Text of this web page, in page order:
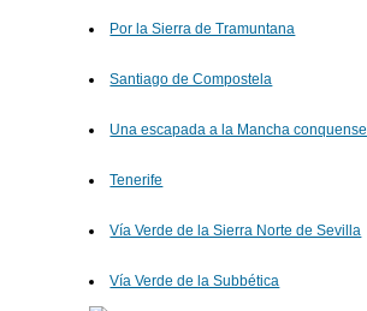
Por la Sierra de Tramuntana
Santiago de Compostela
Una escapada a la Mancha conquense
Tenerife
Vía Verde de la Sierra Norte de Sevilla
Vía Verde de la Subbética